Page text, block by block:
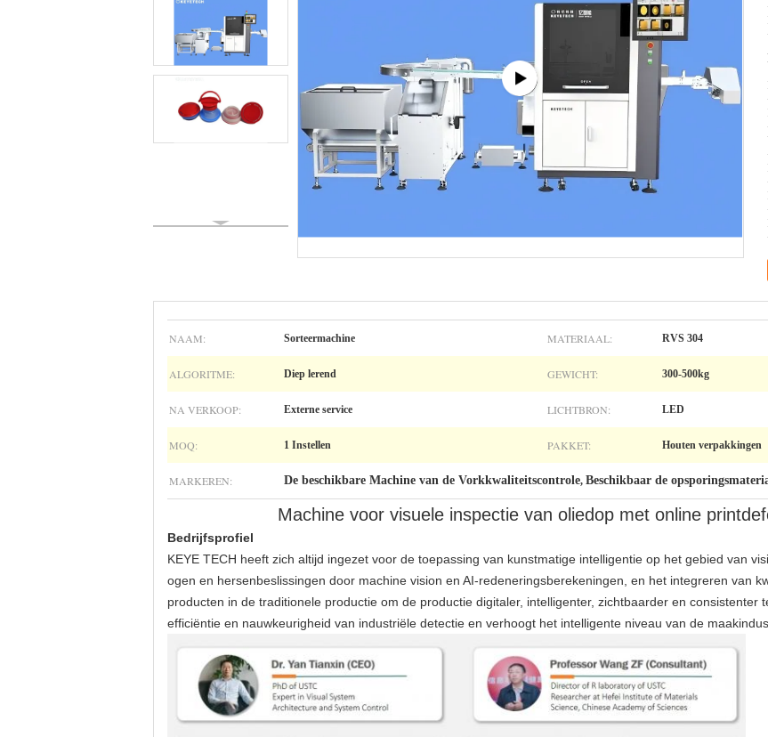
NAAM: Sorteermachine MATERIAAL: RVS 304
ALGORITME: Diep lerend GEWICHT: 300-500kg
NA VERKOOP: Externe service LICHTBRON: LED
MOQ: 1 Instellen PAKKET: Houten verpakkingen
MARKEREN: De beschikbare Machine van de Vorkkwaliteitscontrole, Beschikbaar de
Machine voor visuele inspectie van oliedop met online
Bedrijfsprofiel
KEYE TECH heeft zich altijd ingezet voor de toepassing van kunstmatige intelligentie op het gebied van
ogen en hersenbeslissingen door machine vision en AI-redeneringsberekeningen, en het integreren van
producten in de traditionele productie om de productie digitaler, intelligenter, zichtbaarder en consistenter
efficiëntie en nauwkeurigheid van industriële detectie en verhoogt het intelligente niveau van de